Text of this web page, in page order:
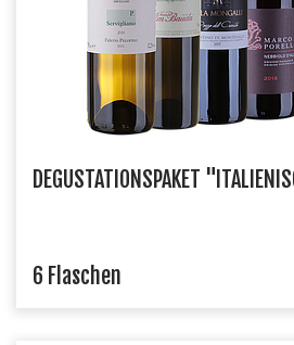
DEGUSTATIONSPAKET
IN
6 Flaschen